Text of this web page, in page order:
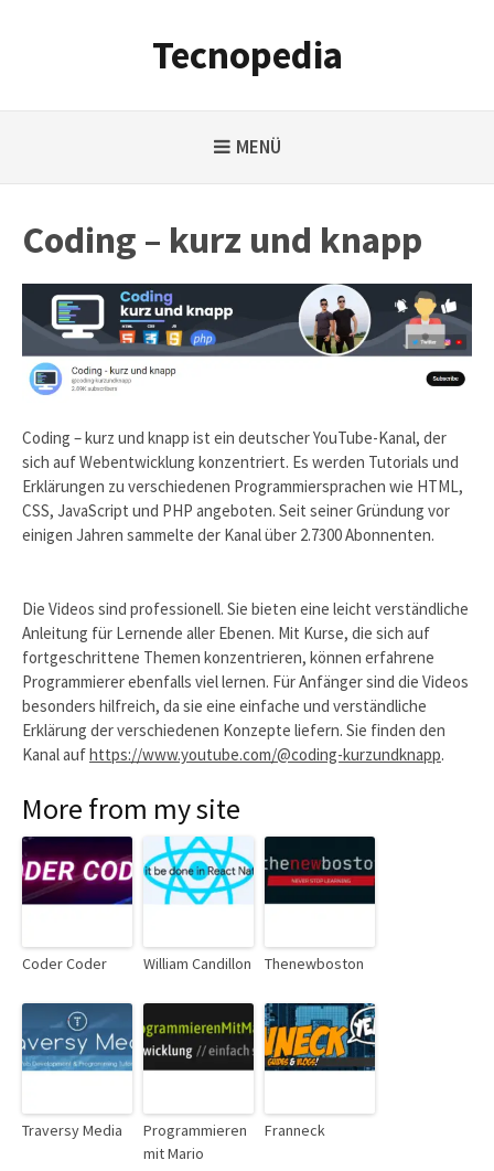
Tecnopedia
MENÜ
Coding – kurz und knapp
Coding – kurz und knapp ist ein deutscher YouTube-Kanal, der
sich auf Webentwicklung konzentriert. Es werden Tutorials und
Erklärungen zu verschiedenen Programmiersprachen wie HTML,
CSS, JavaScript und PHP angeboten. Seit seiner Gründung vor
einigen Jahren sammelte der Kanal über 2.7300 Abonnenten.
Die Videos sind professionell. Sie bieten eine leicht verständliche
Anleitung für Lernende aller Ebenen. Mit Kurse, die sich auf
fortgeschrittene Themen konzentrieren, können erfahrene
Programmierer ebenfalls viel lernen. Für Anfänger sind die Videos
besonders hilfreich, da sie eine einfache und verständliche
Erklärung der verschiedenen Konzepte liefern. Sie finden den
Kanal aufhttps://www.youtube.com/@coding-kurzundknapp.
More from my site
Coder Coder William Candillon Thenewboston
Traversy Media
Programmieren
mit Mario
Franneck